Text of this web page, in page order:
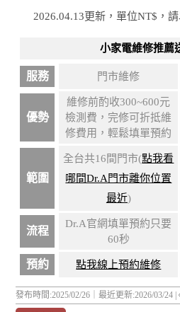
2026.04.13更新，單位NT$，
小家電維修推薦
服務 門市維修
優勢
維修前酌收300~600元
檢測費，完修可折抵維
修費用，輕鬆填單預約
範圍
全台共16間門市(點我看
哪間Dr.A門市離你位置
最近)
流程
Dr.A官網填單預約只要
60秒
預約 點我線上預約維修
發布時間:2025/02/26｜最近更新:2026/03/24 |